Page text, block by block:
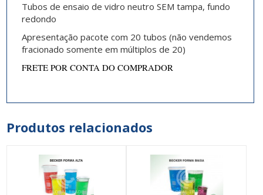
Tubos de ensaio de vidro neutro SEM tampa, fundo
redondo
Apresentação pacote com 20 tubos (não vendemos
fracionado somente em múltiplos de 20)
FRETE POR CONTA DO COMPRADOR
Produtos relacionados